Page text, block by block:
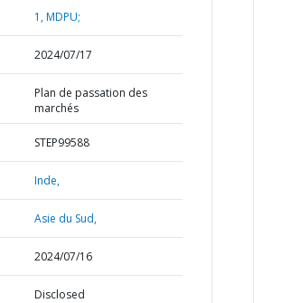
1, MDPU;
2024/07/17
Plan de passation des
marchés
STEP99588
Inde,
Asie du Sud,
2024/07/16
Disclosed